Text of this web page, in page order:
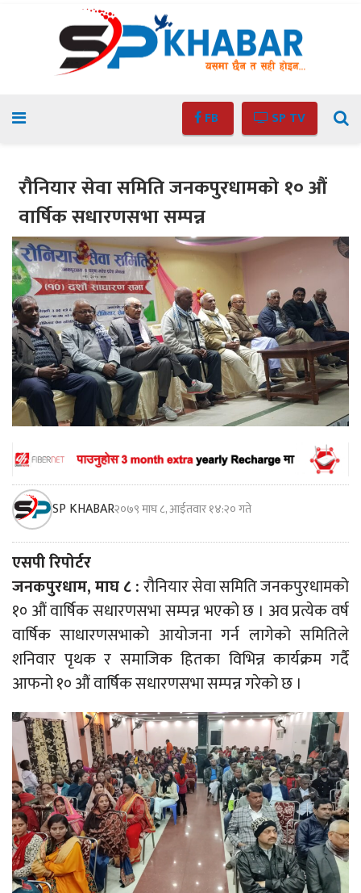
FB SP TV
रौनियार सेवा समिति जनकपुरधामको १० औं
वार्षिक सधारणसभा सम्पन्न
SP KHABAR२०७९ माघ ८, आईतवार १४:२० गते
एसपी रिपोर्टर
जनकपुरधाम, माघ ८ :रौनियार सेवा समिति जनकपुरधामको
१० औं वार्षिक सधारणसभा सम्पन्न भएको छ । अव प्रत्येक वर्ष
वार्षिक साधारणसभाको आयोजना गर्न लागेको समितिले
शनिवार पृथक र समाजिक हितका विभिन्न कार्यक्रम गर्दै
आफनो १० औं वार्षिक सधारणसभा सम्पन्न गरेको छ ।